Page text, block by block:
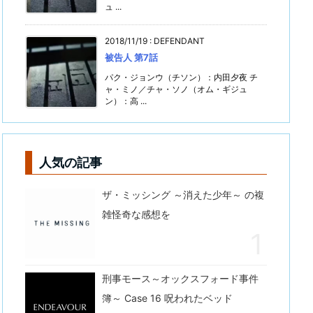
ュ ...
2018/11/19 : DEFENDANT
被告人 第7話
パク・ジョンウ（チソン）：内田夕夜 チ
ャ・ミノ／チャ・ソノ（オム・ギジュ
ン）：高 ...
人気の記事
ザ・ミッシング ～消えた少年～ の複
雑怪奇な感想を
刑事モース～オックスフォード事件
簿～ Case 16 呪われたベッド